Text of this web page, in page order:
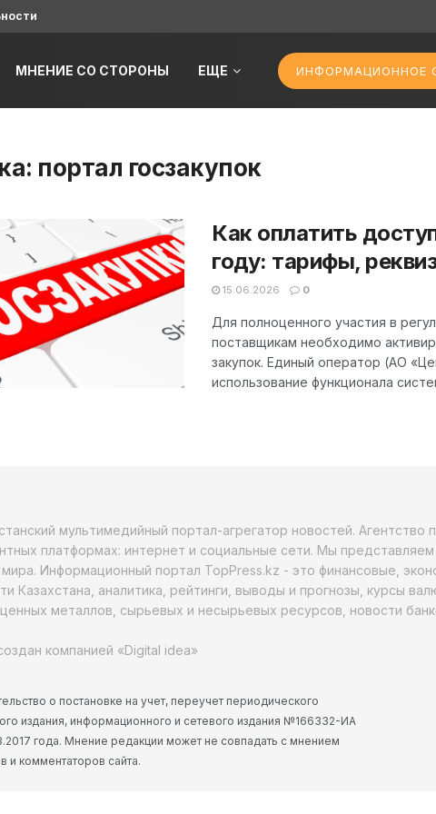
МНЕНИЕ СО СТОРОНЫ ЕЩЕ ИНФОРМАЦИОННОЕ
портал госзакупок
Как оплатить
году: тарифы,
15.06.2026 0
Для полноценного участия в
поставщикам необходимо
закупок. Единый оператор (АО
использование функционала
мультимедийный портал-агрегатор новостей. Агентство
платформах: интернет и социальные сети. Мы представляем
Информационный портал TopPress.kz - это финансовые,
Казахстана, аналитика, рейтинги, выводы и прогнозы, курсы
металлов, сырьевых и несырьевых ресурсов, новости
компанией «Digital idea»
о постановке на учет, переучет периодического
издания, информационного и сетевого издания №166332-ИА
года. Мнение редакции может не совпадать с мнением
и комментаторов сайта.